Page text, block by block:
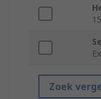
Zoek